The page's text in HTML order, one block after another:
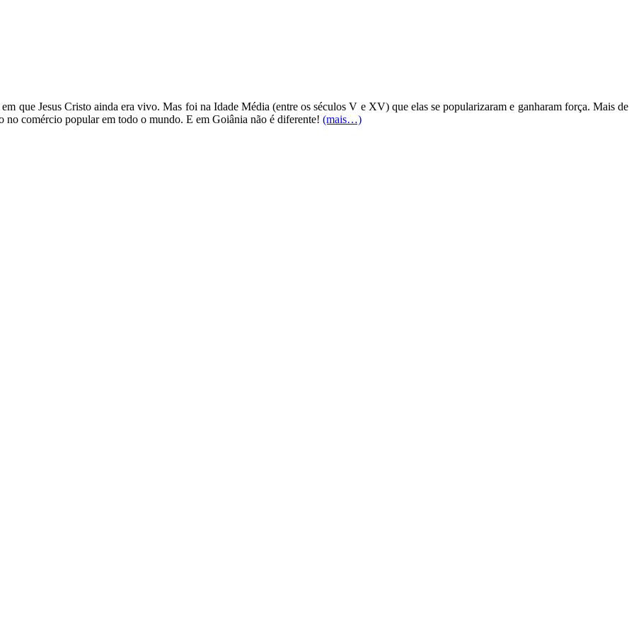
que Jesus Cristo ainda era vivo. Mas foi na Idade Média (entre os séculos V e XV) que elas se popularizaram e ganharam força. Mais de
no comércio popular em todo o mundo. E em Goiânia não é diferente! (mais…)